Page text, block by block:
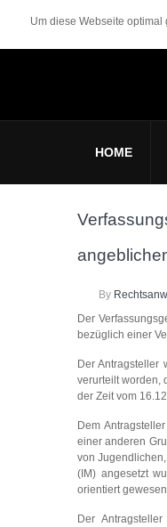
Um diese Webseite
HOME
By
Der
bezüglich einer
Der Antragsteller
verurteilt worden,
der Zeit vom
Dem
einer anderen
von
(IM) angesetzt
orientiert
Der